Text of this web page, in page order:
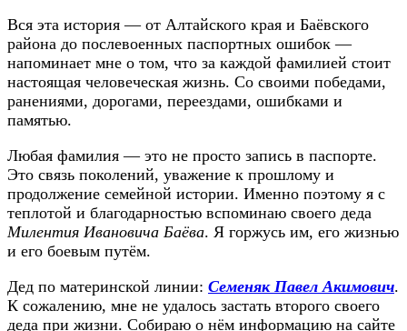
Вся эта история — от Алтайского края и Баёвского
района до послевоенных паспортных ошибок —
напоминает мне о том, что за каждой фамилией стоит
настоящая человеческая жизнь. Со своими победами,
ранениями, дорогами, переездами, ошибками и
памятью.
Любая фамилия — это не просто запись в паспорте.
Это связь поколений, уважение к прошлому и
продолжение семейной истории. Именно поэтому я с
теплотой и благодарностью вспоминаю своего деда
Милентия Ивановича Баёва. Я горжусь им, его жизнью
и его боевым путём.
Дед по материнской линии: Семеняк Павел Акимович.
К сожалению, мне не удалось застать второго своего
деда при жизни. Собираю о нём информацию на сайте